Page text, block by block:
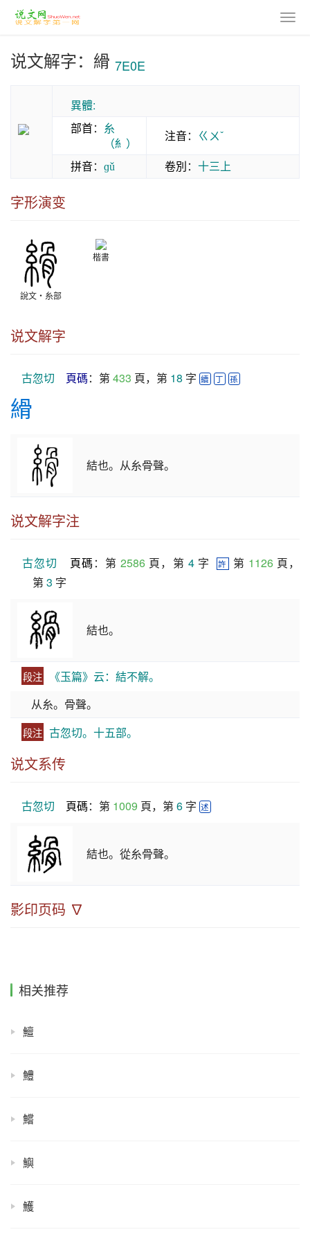
说文解字：縎 7E0E
異體:
部首： 糸
（糹）
注音： ㄍㄨˇ
拼音： ɡǔ 卷別： 十三上
字形演变
說文‧糸部
楷書
说文解字
古忽切 頁碼：第 433 頁，第 18 字 續 丁 孫
縎
結也。从糸骨聲。
说文解字注
古忽切 頁碼 ：第 2586 頁，第 4 字 許 第 1126 頁，
第 3 字
結也。
段注
《玉篇》云：結不解。
从糸。骨聲。
段注 古忽切。十五部。
说文系传
古忽切 頁碼：第 1009 頁，第 6 字 述
結也。從糸骨聲。
影印页码 ∇
相关推荐
鱣
鱧
鱨
鱮
鱯